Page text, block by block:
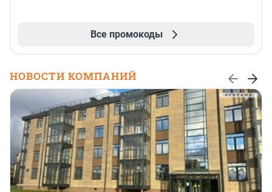
Все промокоды
НОВОСТИ КОМПАНИЙ